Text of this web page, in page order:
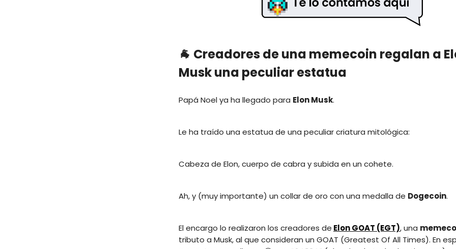
🐐 Creadores de una memecoin regalan a
Musk una peculiar estatua
Papá Noel ya ha llegado para Elon Musk.
Le ha traído una estatua de una peculiar criatura mitológica:
Cabeza de Elon, cuerpo de cabra y subida en un cohete.
Ah, y (muy importante) un collar de oro con una medalla de Dogecoin.
El encargo lo realizaron los creadores de Elon GOAT (EGT), una
tributo a Musk, al que consideran un GOAT (Greatest Of All Times). En